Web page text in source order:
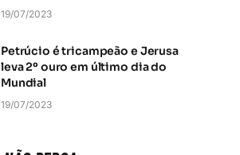
19/07/2023
Petrúcio é tricampeão e Jerusa
leva 2º ouro em último dia do
Mundial
19/07/2023